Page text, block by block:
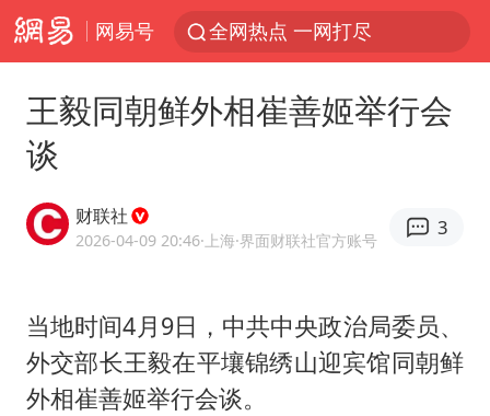
网易号 全网热点 一网打尽
王毅同朝鲜外相崔善姬举行会
谈
财联社
2026-04-09 20:46·上海·界面财联社官方账号
3
当地时间4月9日，中共中央政治局委员、
外交部长王毅在平壤锦绣山迎宾馆同朝鲜
外相崔善姬举行会谈。